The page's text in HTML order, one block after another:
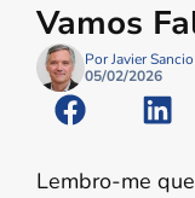
Vamos
Por Javier Sancio
05/02/2026
Lembro-me